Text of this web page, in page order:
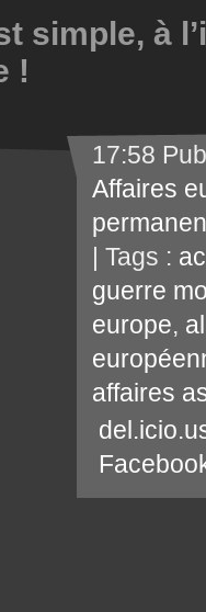
simple, à
!
17:58
Affaires
| Tags :
guerre
europe,
affaires